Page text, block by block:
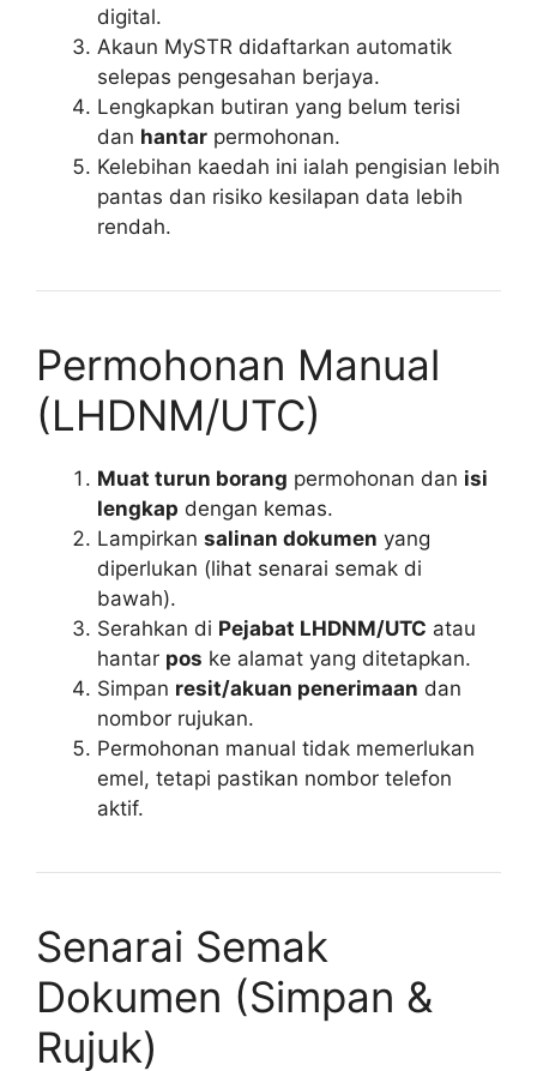
digital.
Akaun MySTR didaftarkan automatik
selepas pengesahan berjaya.
Lengkapkan butiran yang belum terisi
dan hantar permohonan.
Kelebihan kaedah ini ialah pengisian lebih
pantas dan risiko kesilapan data lebih
rendah.
Permohonan Manual
(LHDNM/UTC)
Muat turun borang permohonan dan isi
lengkap dengan kemas.
Lampirkan salinan dokumen yang
diperlukan (lihat senarai semak di
bawah).
Serahkan di Pejabat LHDNM/UTC atau
hantar pos ke alamat yang ditetapkan.
Simpan resit/akuan penerimaan dan
nombor rujukan.
Permohonan manual tidak memerlukan
emel, tetapi pastikan nombor telefon
aktif.
Senarai Semak
Dokumen (Simpan &
Rujuk)